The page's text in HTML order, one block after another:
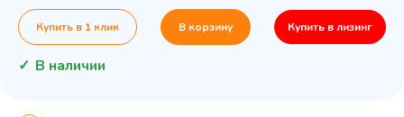
Купить в 1 клик В корзину Купить в лизинг
В наличии